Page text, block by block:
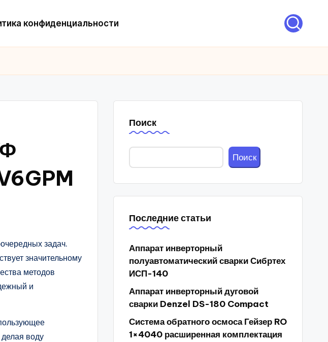
конфиденциальности
задач.
значительному
методов
и
воду
Поиск
Поиск
Последние статьи
Аппарат инверторный
полуавтоматический сварки Сибртех
ИСП-140
Аппарат инверторный дуговой
сварки Denzel DS-180 Compact
Система обратного осмоса Гейзер RO
1×4040 расширенная комплектация